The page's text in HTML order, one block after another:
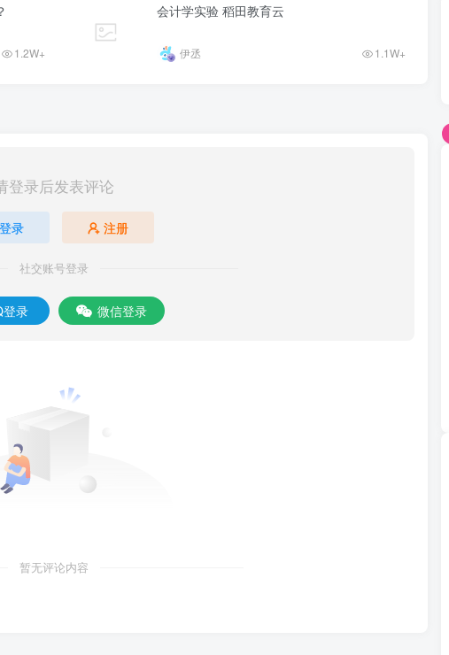
1.2W+
会计学实验 稻田教育云
伊丞 1.1W+
登录后发表评论
登录 注册
社交账号登录
录 微信登录
暂无评论内容